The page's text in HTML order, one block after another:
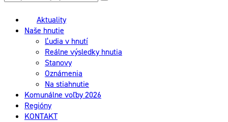
Aktuality
Naše hnutie
Ľudia v hnutí
Reálne výsledky hnutia
Stanovy
Oznámenia
Na stiahnutie
Komunálne voľby 2026
Regióny
KONTAKT